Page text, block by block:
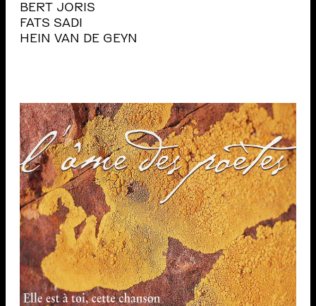
BERT JORIS
FATS SADI
HEIN VAN DE GEYN